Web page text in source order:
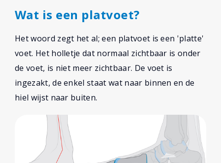
Wat is een platvoet?
Het woord zegt het al; een platvoet is een 'platte'
voet. Het holletje dat normaal zichtbaar is onder
de voet, is niet meer zichtbaar. De voet is
ingezakt, de enkel staat wat naar binnen en de
hiel wijst naar buiten.